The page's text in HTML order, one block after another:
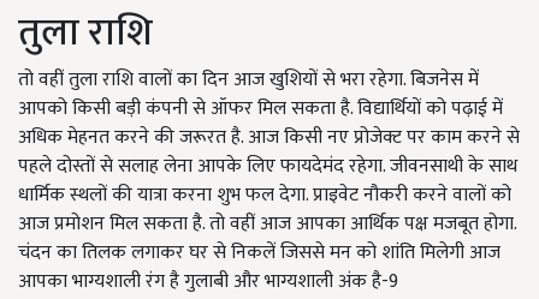
तुला राशि
तो वहीं तुला राशि वालों का दिन आज खुशियों से भरा रहेगा. बिजनेस में
आपको किसी बड़ी कंपनी से ऑफर मिल सकता है. विद्यार्थियों को पढ़ाई में
अधिक मेहनत करने की जरूरत है. आज किसी नए प्रोजेक्ट पर काम करने से
पहले दोस्तों से सलाह लेना आपके लिए फायदेमंद रहेगा. जीवनसाथी के साथ
धार्मिक स्थलों की यात्रा करना शुभ फल देगा. प्राइवेट नौकरी करने वालों को
आज प्रमोशन मिल सकता है. तो वहीं आज आपका आर्थिक पक्ष मजबूत होगा.
चंदन का तिलक लगाकर घर से निकलें जिससे मन को शांति मिलेगी आज
आपका भाग्यशाली रंग है गुलाबी और भाग्यशाली अंक है-9